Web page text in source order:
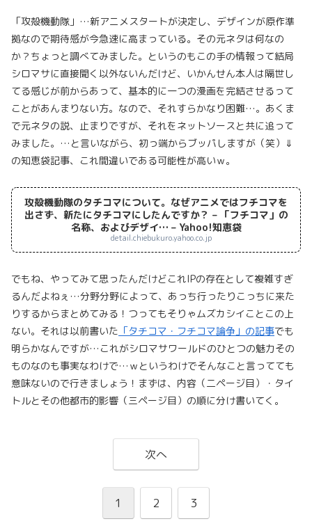
「攻殻機動隊」…新アニメスタートが決定し、デザインが原作準
拠なので期待感が今急速に高まっている。その元ネタは何なの
か？ちょっと調べてみました。というのもこの手の情報って結局
シロマサに直接聞く以外ないんだけど、いかんせん本人は隔世し
てる感じが前からあって、基本的に一つの漫画を完結させるって
ことがあんまりない方。なので、それすらかなり困難…。あくま
で元ネタの説、止まりですが、それをネットソースと共に追って
みました。…と言いながら、初っ端からブッパしますが（笑）⇓
の知恵袋記事、これ間違いである可能性が高いｗ。
攻殻機動隊のタチコマについて。なぜアニメではフチコマを
出さず、新たにタチコマにしたんですか？ – 「フチコマ」の
名称、およびデザイ… – Yahoo!知恵袋
detail.chiebukuro.yahoo.co.jp
でもね、やってみて思ったんだけどこれIPの存在として複雑すぎ
るんだよねぇ…分野分野によって、あっち行ったりこっちに来た
りするからまとめてみる！つってもそりゃムズカシイことこの上
ない。それは以前書いた 「タチコマ・フチコマ論争」の記事でも
明らかなんですが…これがシロマサワールドのひとつの魅力その
ものなのも事実なわけで…ｗというわけでそんなこと言ってても
意味ないので行きましょう！まずは、内容（二ページ目）・タイ
トルとその他都市的影響（三ページ目）の順に分け書いてく。
次へ
1 2 3